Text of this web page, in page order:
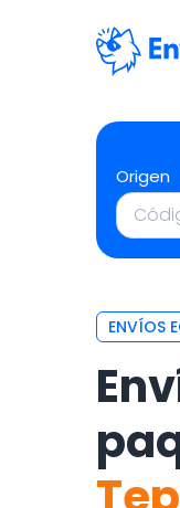
Origen
ENVÍOS